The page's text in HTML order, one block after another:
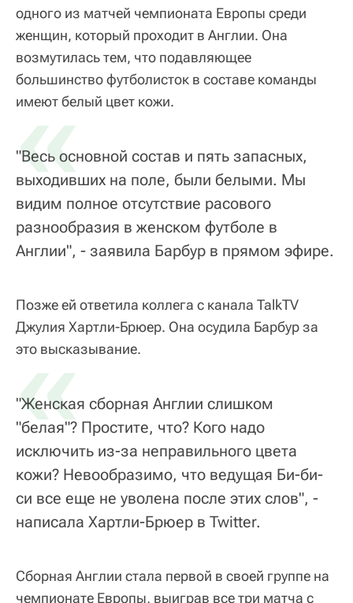
одного из матчей чемпионата Европы среди
женщин, который проходит в Англии. Она
возмутилась тем, что подавляющее
большинство футболисток в составе команды
имеют белый цвет кожи.
«
"Весь основной состав и пять запасных,
выходивших на поле, были белыми. Мы
видим полное отсутствие расового
разнообразия в женском футболе в
Англии", - заявила Барбур в прямом эфире.
Позже ей ответила коллега с канала TalkTV
Джулия Хартли-Брюер. Она осудила Барбур за
это высказывание.
«
"Женская сборная Англии слишком
"белая"? Простите, что? Кого надо
исключить из-за неправильного цвета
кожи? Невообразимо, что ведущая Би-би-
си все еще не уволена после этих слов", -
написала Хартли-Брюер в Twitter.
Сборная Англии стала первой в своей группе на
чемпионате Европы, выиграв все три матча с